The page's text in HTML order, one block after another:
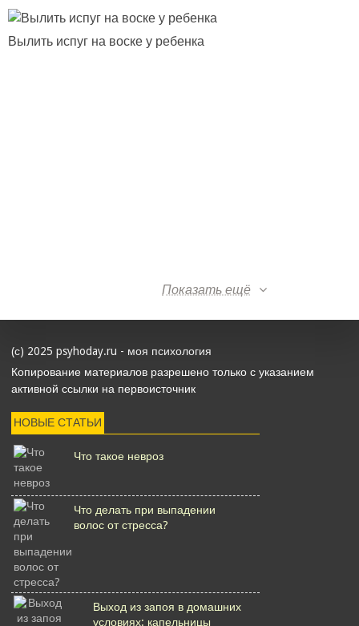
Вылить испуг на воске у ребенка
Показать ещё
(с) 2025 psyhoday.ru - моя психология
Копирование материалов разрешено только с указанием
активной ссылки на первоисточник
НОВЫЕ СТАТЬИ
Что такое невроз
Что делать при выпадении
волос от стресса?
Выход из запоя в домашних
условиях: капельницы